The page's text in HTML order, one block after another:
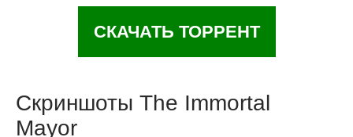
СКАЧАТЬ ТОРРЕНТ
Скриншоты The Immortal
Mayor